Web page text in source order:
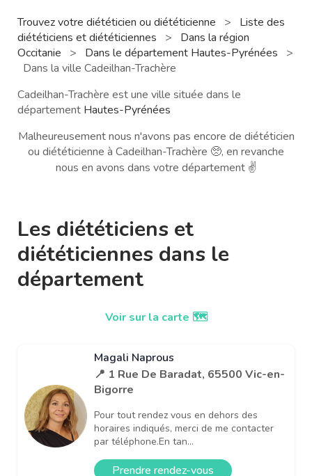
Trouvez votre diététicien ou diététicienne >
Liste des
diététiciens et diététiciennes
>
Dans la région
Occitanie
> Dans le département Hautes-Pyrénées
>
Dans la ville Cadeilhan-Trachère
Cadeilhan-Trachère est une ville située dans le
département Hautes-Pyrénées
Malheureusement nous n'avons pas encore de diététicien
ou diététicienne à Cadeilhan-Trachère 🥺, en revanche
nous en avons dans votre département ✌️
Les diététiciens et
diététiciennes dans le
département
Voir sur la carte 🗺️
Magali Naprous
📍 1 Rue De Baradat, 65500 Vic-en-
Bigorre
Pour tout rendez vous en dehors des
horaires indiqués, merci de me contacter
par téléphone.En tan...
Prendre rendez-vous